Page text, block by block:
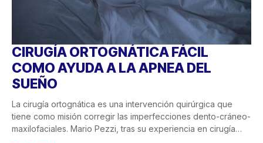
CIRUGÍA ORTOGNÁTICA FÁCIL
COMO AYUDA A LA APNEA DEL
SUEÑO
La cirugía ortognática es una intervención quirúrgica que
tiene como misión corregir las imperfecciones dento-cráneo-
maxilofaciales. Mario Pezzi, tras su experiencia en cirugía